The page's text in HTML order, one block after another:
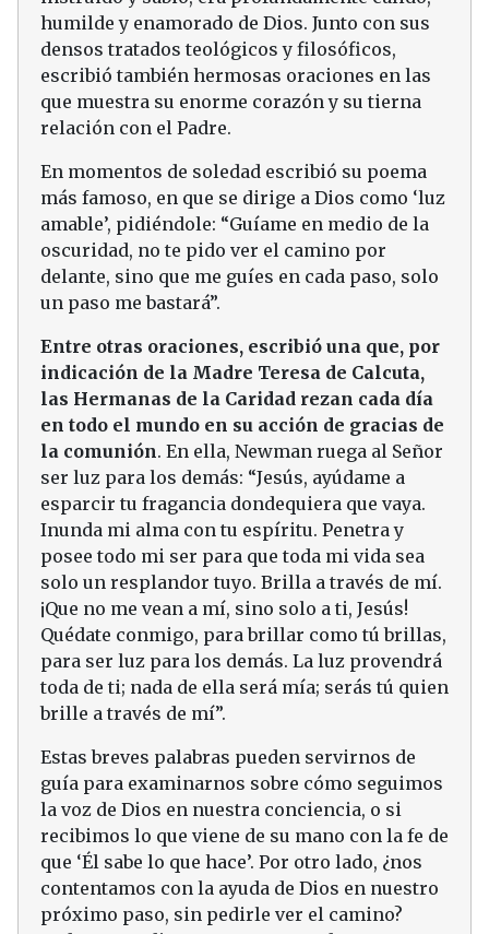
humilde y enamorado de Dios. Junto con sus
densos tratados teológicos y filosóficos,
escribió también hermosas oraciones en las
que muestra su enorme corazón y su tierna
relación con el Padre.
En momentos de soledad escribió su poema
más famoso, en que se dirige a Dios como ‘luz
amable’, pidiéndole: “Guíame en medio de la
oscuridad, no te pido ver el camino por
delante, sino que me guíes en cada paso, solo
un paso me bastará”.
Entre otras oraciones, escribió una que, por
indicación de la Madre Teresa de Calcuta,
las Hermanas de la Caridad rezan cada día
en todo el mundo en su acción de gracias de
la comunión. En ella, Newman ruega al Señor
ser luz para los demás: “Jesús, ayúdame a
esparcir tu fragancia dondequiera que vaya.
Inunda mi alma con tu espíritu. Penetra y
posee todo mi ser para que toda mi vida sea
solo un resplandor tuyo. Brilla a través de mí.
¡Que no me vean a mí, sino solo a ti, Jesús!
Quédate conmigo, para brillar como tú brillas,
para ser luz para los demás. La luz provendrá
toda de ti; nada de ella será mía; serás tú quien
brille a través de mí”.
Estas breves palabras pueden servirnos de
guía para examinarnos sobre cómo seguimos
la voz de Dios en nuestra conciencia, o si
recibimos lo que viene de su mano con la fe de
que ‘Él sabe lo que hace’. Por otro lado, ¿nos
contentamos con la ayuda de Dios en nuestro
próximo paso, sin pedirle ver el camino?